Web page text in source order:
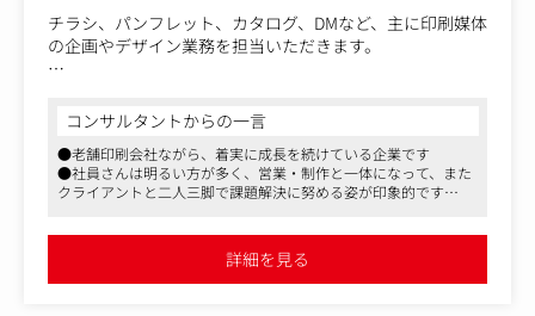
ます（通販系はほぼありません）。
直接取引の案件が中心で、広島のクライアントが多いのも
特徴です。
チラシ、パンフレット、カタログ、DMなど、主に印刷媒体
の企画やデザイン業務を担当いただきます。
ーションなども行っていただく予定です。
クライアントは、全国的にも有名な食品や住宅、不動産、
化粧品、通販関連など、幅広い業種とのお付き合いがあり
ます。
【仕事内容（変更の範囲）】会社の定める業務
コンサルタントからの一言
●老舗印刷会社ながら、着実に成長を続けている企業です
●社員さんは明るい方が多く、営業・制作と一体になって、また
クライアントと二人三脚で課題解決に努める姿が印象的です
詳細を見る